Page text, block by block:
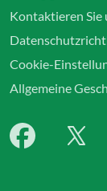
Kontaktieren Sie
Cookie-
Allgemeine